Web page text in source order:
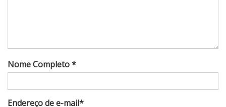
Nome Completo *
Endereço de e-mail*